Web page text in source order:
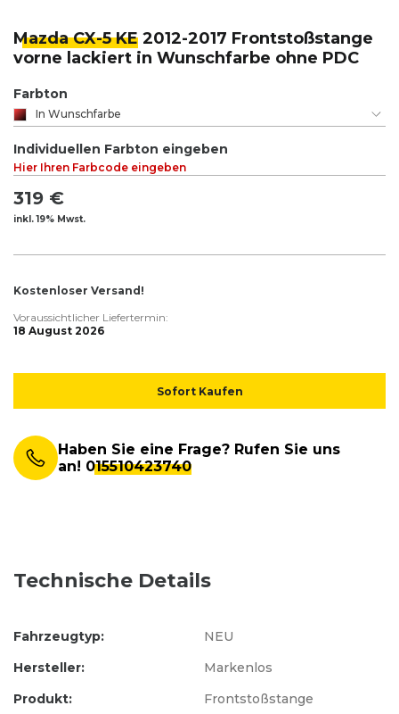
Mazda CX-5 KE 2012-2017 Frontstoßstange
vorne lackiert in Wunschfarbe ohne PDC
Farbton
In Wunschfarbe
Individuellen Farbton eingeben
Hier Ihren Farbcode eingeben
319 €
inkl. 19% Mwst.
Kostenloser Versand!
Voraussichtlicher Liefertermin:
18 August 2026
Sofort Kaufen
Haben Sie eine Frage? Rufen Sie uns
an! 015510423740
Technische Details
Hersteller:
Markenlos
Produkt:
Frontstoßstange
Fahrzeugtyp: NEU